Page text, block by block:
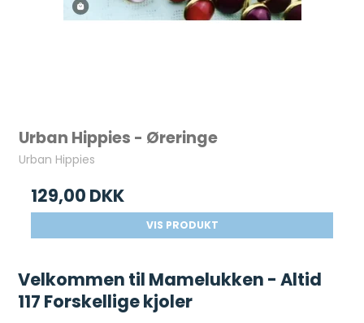
Urban Hippies - Øreringe
Urban Hippies
129,00 DKK
VIS PRODUKT
Velkommen til Mamelukken - Altid
117 Forskellige kjoler